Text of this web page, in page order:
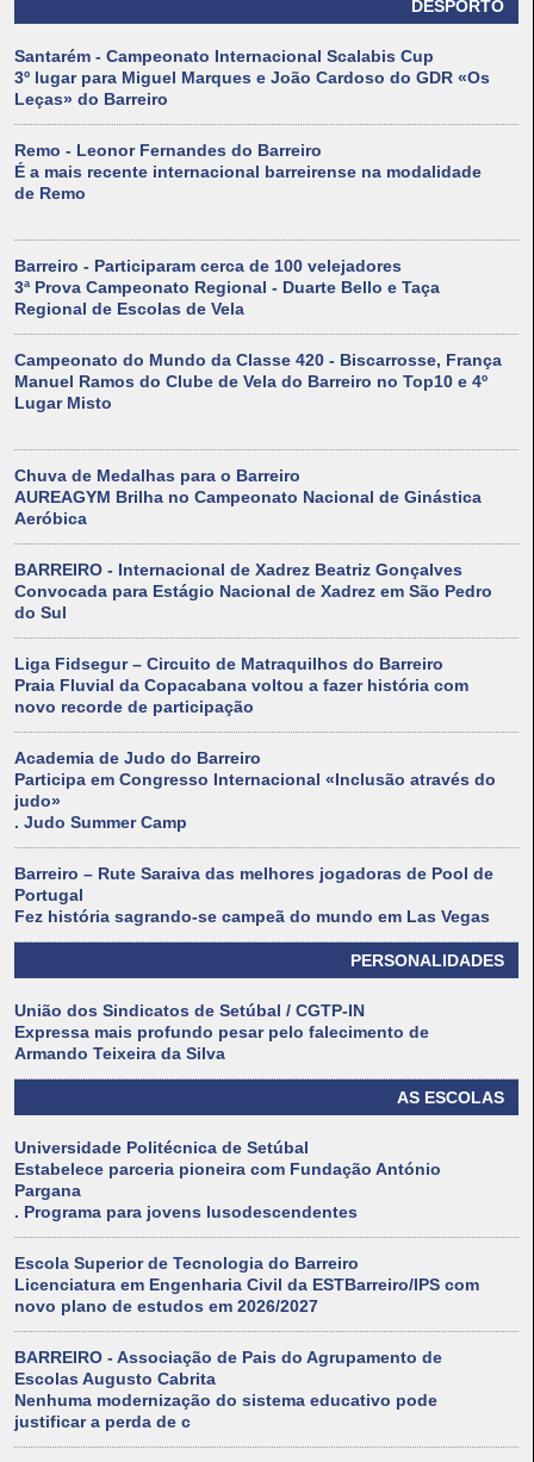
DESPORTO
Santarém - Campeonato Internacional Scalabis Cup
3º lugar para Miguel Marques e João Cardoso do GDR «Os
Leças» do Barreiro
Remo - Leonor Fernandes do Barreiro
É a mais recente internacional barreirense na modalidade
de Remo
Barreiro - Participaram cerca de 100 velejadores
3ª Prova Campeonato Regional - Duarte Bello e Taça
Regional de Escolas de Vela
Campeonato do Mundo da Classe 420 - Biscarrosse, França
Manuel Ramos do Clube de Vela do Barreiro no Top10 e 4º
Lugar Misto
Chuva de Medalhas para o Barreiro
AUREAGYM Brilha no Campeonato Nacional de Ginástica
Aeróbica
BARREIRO - Internacional de Xadrez Beatriz Gonçalves
Convocada para Estágio Nacional de Xadrez em São Pedro
do Sul
Liga Fidsegur – Circuito de Matraquilhos do Barreiro
Praia Fluvial da Copacabana voltou a fazer história com
novo recorde de participação
Academia de Judo do Barreiro
Participa em Congresso Internacional «Inclusão através do
judo»
. Judo Summer Camp
Barreiro – Rute Saraiva das melhores jogadoras de Pool de
Portugal
Fez história sagrando-se campeã do mundo em Las Vegas
PERSONALIDADES
União dos Sindicatos de Setúbal / CGTP-IN
Expressa mais profundo pesar pelo falecimento de
Armando Teixeira da Silva
AS ESCOLAS
Universidade Politécnica de Setúbal
Estabelece parceria pioneira com Fundação António
Pargana
. Programa para jovens lusodescendentes
Escola Superior de Tecnologia do Barreiro
Licenciatura em Engenharia Civil da ESTBarreiro/IPS com
novo plano de estudos em 2026/2027
BARREIRO - Associação de Pais do Agrupamento de
Escolas Augusto Cabrita
Nenhuma modernização do sistema educativo pode
justificar a perda de c